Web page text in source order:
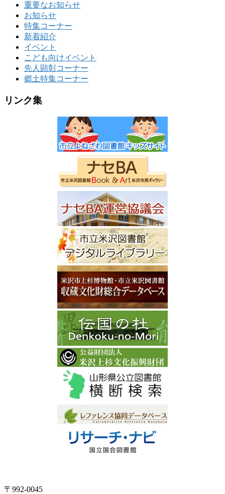
重要なお知らせ
お知らせ
特集コーナー
新着紹介
イベント
こども向けイベント
先人顕彰コーナー
郷土特集コーナー
リンク集
〒992-0045